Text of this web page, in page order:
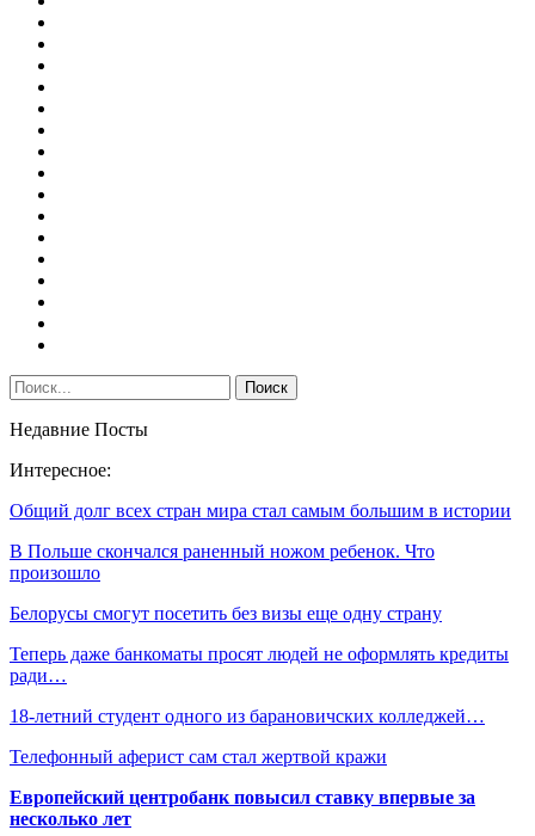
Недавние Посты
Интересное:
Общий долг всех стран мира стал самым большим в истории
В Польше скончался раненный ножом ребенок. Что
произошло
Белорусы смогут посетить без визы еще одну страну
Теперь даже банкоматы просят людей не оформлять кредиты
ради…
18-летний студент одного из барановичских колледжей…
Телефонный аферист сам стал жертвой кражи
Европейский центробанк повысил ставку впервые за
несколько лет